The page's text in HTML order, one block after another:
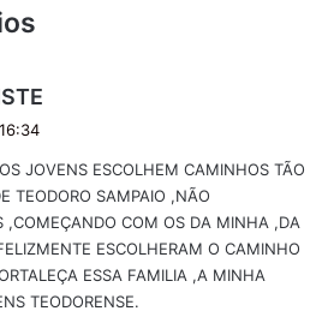
s
e
:
JOVENS ESCOLHEM CAMINHOS TÃO
TEODORO SAMPAIO ,NÃO
,COMEÇANDO COM OS DA MINHA ,DA
ESCOLHERAM O CAMINHO
ESSA FAMILIA ,A MINHA
TEODORENSE.